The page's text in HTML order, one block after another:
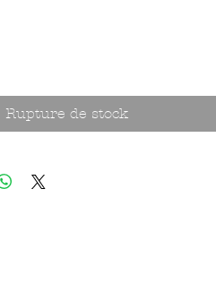
Rupture de stock